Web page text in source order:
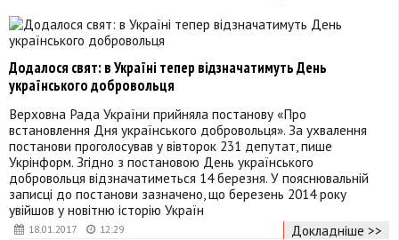
18.01.2017 12:29
Додалося свят: в Україні тепер відзначатимуть День
українського добровольця
Верховна Рада України прийняла постанову «Про
встановлення Дня українського добровольця». За ухвалення
постанови проголосував у вівторок 231 депутат, пише
Укрінформ. Згідно з постановою День українського
добровольця відзначатиметься 14 березня. У пояснювальній
записці до постанови зазначено, що березень 2014 року
увійшов у новітню історію Україн
Докладніше >>